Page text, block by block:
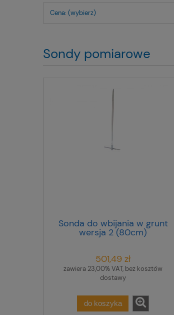
Cena: (wybierz)
Sondy pomiarowe
Sonda do wbijania w grunt
wersja 2 (80cm)
WASONG80V2
501,49 zł
zawiera 23,00% VAT, bez kosztów
dostawy
do koszyka